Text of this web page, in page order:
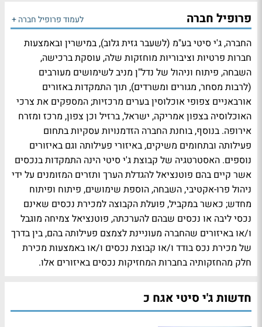
פרופיל חברה לעמוד פרופיל חברה +
החברה, ג'י סיטי בע"מ (לשעבר גזית גלוב), במישרין ובאמצעות
חברות פרטיות וציבוריות מוחזקות שלה, עוסקת ברכישה,
השבחה, פיתוח וניהול של נדל"ן מניב לשימושים מעורבים
(לרבות מסחר, מגורים ומשרדים), תוך התמקדות באזורים
אורבאניים צפופי אוכלוסין בערים מרכזיות; המספקים את צרכי
האוכלוסיה בצפון אמריקה, ישראל, ברזיל וכן צפון, מרכז ומזרח
אירופה. בנוסף, בוחנת החברה הזדמנויות עסקיות בתחום
פעילותה ובתחומים משיקים, באיזורי פעילותה וגם באיזורים
נוספים. האסטרטגיה של קבוצת ג'י סיטי הינה התמקדות בנכסים
אשר קיים בהם פוטנציאל להגדלת הערך ותזרים המזומנים על ידי
ניהול פרו-אקטיבי, השבחה, הוספת שימושים, פיתוח ופיתוח
מחדש; כאשר במקביל, פועלת הקבוצה למכירת נכסים שאינם
נכסי ליבה או נכסים שבהם להערכתה, פוטנציאל צמיחה מוגבל
ו/או באיזורים שהחברה מעוניינת לצמצם פעילותה בהם, בין בדרך
של מכירת נכס בודד ו/או קבוצת נכסים ו/או באמצעות מכירת
חלק מהחזקותיה בחברות המחזיקות נכסים באיזורים אלו.
חדשות ג'י סיטי אגח כ